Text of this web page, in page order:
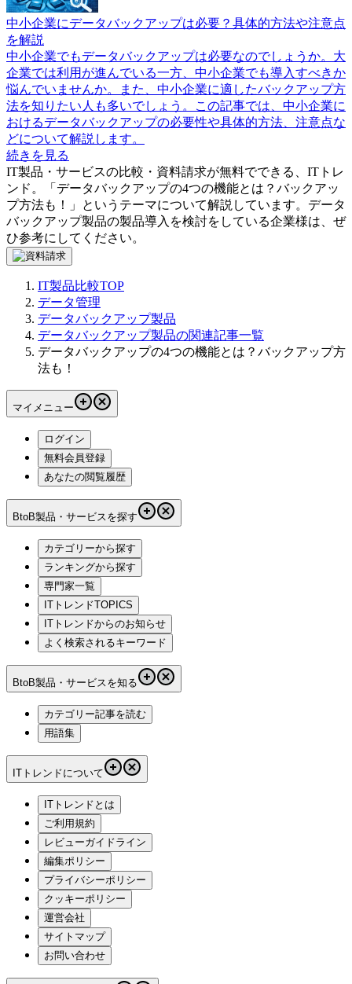
中小企業にデータバックアップは必要？具体的方法や注意点
を解説
中小企業でもデータバックアップは必要なのでしょうか。大
企業では利用が進んでいる一方、中小企業でも導入すべきか
悩んでいませんか。また、中小企業に適したバックアップ方
法を知りたい人も多いでしょう。この記事では、中小企業に
おけるデータバックアップの必要性や具体的方法、注意点な
どについて解説します。
続きを見る
IT製品・サービスの比較・資料請求が無料でできる、ITトレ
ンド。「 データバックアップの4つの機能とは？バックアッ
プ方法も！
」というテーマについて解説しています。 データ
バックアップ製品の製品導入を検討をしている企業様は、ぜ
ひ参考にしてください。
IT製品比較TOP
データ管理
データバックアップ製品
データバックアップ製品の関連記事一覧
データバックアップの4つの機能とは？バックアップ方
法も！
マイメニュー
ログイン
無料会員登録
あなたの閲覧履歴
BtoB製品・サービスを探す
カテゴリーから探す
ランキングから探す
専門家一覧
ITトレンドTOPICS
ITトレンドからのお知らせ
よく検索されるキーワード
BtoB製品・サービスを知る
カテゴリー記事を読む
用語集
ITトレンドについて
ITトレンドとは
ご利用規約
レビューガイドライン
編集ポリシー
プライバシーポリシー
クッキーポリシー
運営会社
サイトマップ
お問い合わせ